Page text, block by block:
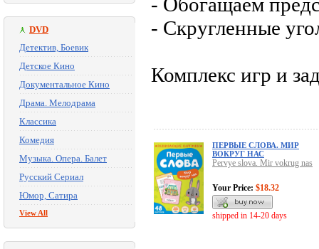
DVD
Детектив, Боевик
Детское Кино
Документальное Кино
Драма. Мелодрама
Классика
Комедия
Музыка. Опера. Балет
Русский Сериал
Юмор, Сатира
View All
- Скругленные
Комплекс игр и
ПЕРВЫЕ СЛОВА. МИР
ВОКРУГ НАС
Pervye slova. Mir vokrug nas
Your Price: $18.32
shipped in 14-20 days